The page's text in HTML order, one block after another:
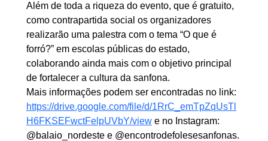
Além de toda a riqueza do evento, que é gratuito,
como contrapartida social os organizadores
realizarão uma palestra com o tema “O que é
forró?” em escolas públicas do estado,
colaborando ainda mais com o objetivo principal
de fortalecer a cultura da sanfona.
Mais informações podem ser encontradas no link:
https://drive.google.com/file/d/1RrC_emTpZqUsTl
H6FKSEFwctFelpUVbY/view e no Instagram:
@balaio_nordeste e @encontrodefolesesanfonas.